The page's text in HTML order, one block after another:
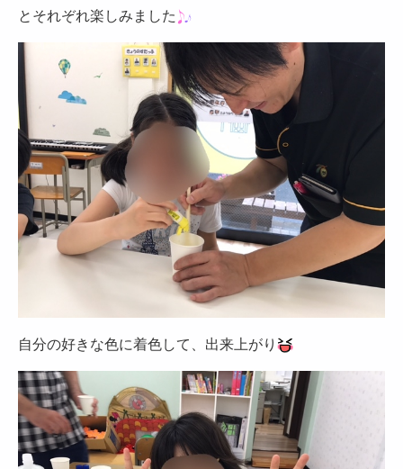
とそれぞれ楽しみました
自分の好きな色に着色して、出来上がり